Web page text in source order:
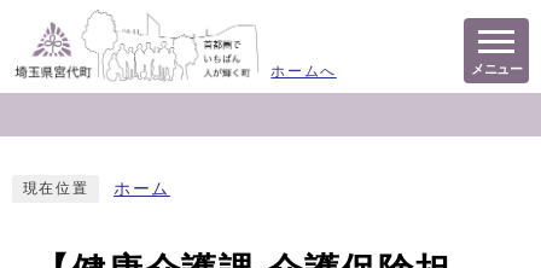
ホームへ メニュー
現在位置 ホーム